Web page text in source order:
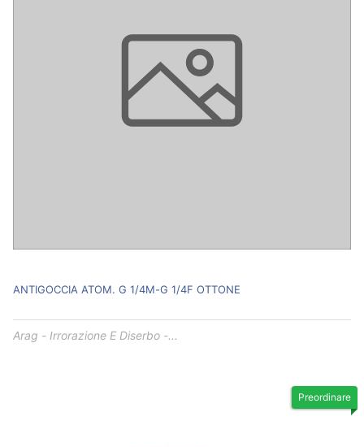
ANTIGOCCIA ATOM. G 1/4M-G 1/4F OTTONE
Arag - Irrorazione E Diserbo -...
Preordinare